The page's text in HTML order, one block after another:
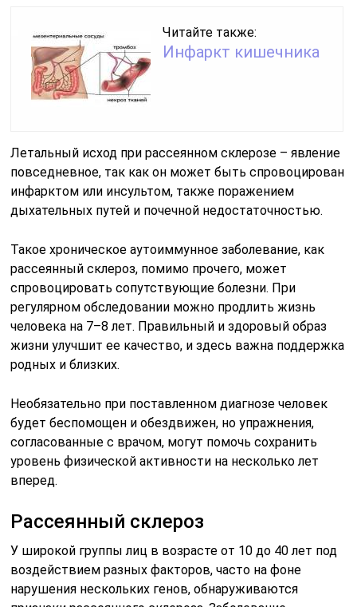
Читайте также:
Инфаркт кишечника
Летальный исход при рассеянном склерозе – явление
повседневное, так как он может быть спровоцирован
инфарктом или инсультом, также поражением
дыхательных путей и почечной недостаточностью.
Такое хроническое аутоиммунное заболевание, как
рассеянный склероз, помимо прочего, может
спровоцировать сопутствующие болезни. При
регулярном обследовании можно продлить жизнь
человека на 7–8 лет. Правильный и здоровый образ
жизни улучшит ее качество, и здесь важна поддержка
родных и близких.
Необязательно при поставленном диагнозе человек
будет беспомощен и обездвижен, но упражнения,
согласованные с врачом, могут помочь сохранить
уровень физической активности на несколько лет
вперед.
Рассеянный склероз
У широкой группы лиц в возрасте от 10 до 40 лет под
воздействием разных факторов, часто на фоне
нарушения нескольких генов, обнаруживаются